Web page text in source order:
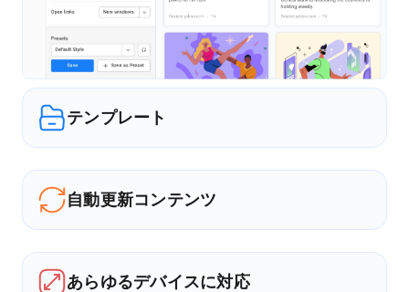
テンプレート
自動更新コンテンツ
あらゆるデバイスに対応